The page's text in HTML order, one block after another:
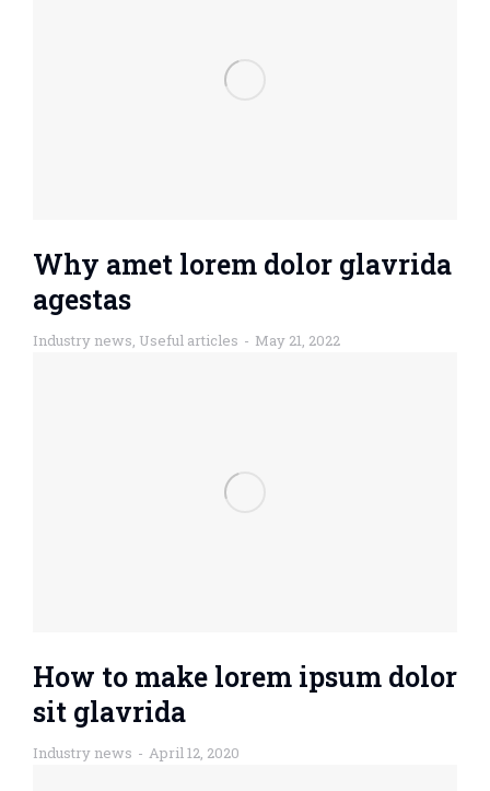
Why amet lorem dolor glavrida
agestas
Industry news, Useful articles May 21, 2022
How to make lorem ipsum dolor
sit glavrida
Industry news April 12, 2020